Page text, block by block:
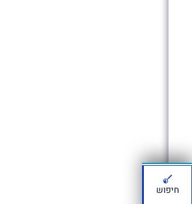
חיפוש